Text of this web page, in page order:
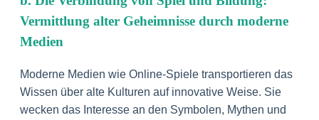
Vermittlung alter Geheimnisse durch moderne
Medien
Moderne Medien wie Online-Spiele transportieren das
Wissen über alte Kulturen auf innovative Weise. Sie
wecken das Interesse an den Symbolen, Mythen und